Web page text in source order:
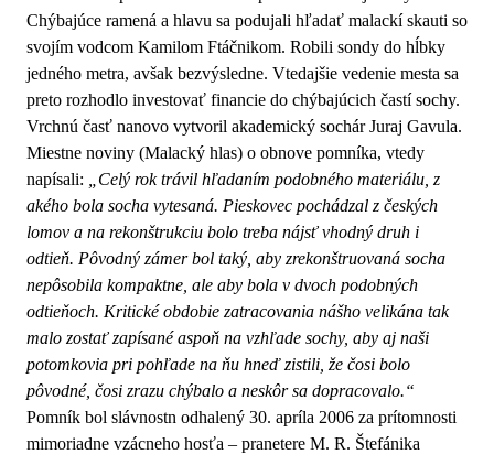
Chýbajúce ramená a hlavu sa podujali hľadať malackí skauti so
svojím vodcom Kamilom Ftáčnikom. Robili sondy do hĺbky
jedného metra, avšak bezvýsledne. Vtedajšie vedenie mesta sa
preto rozhodlo investovať financie do chýbajúcich častí sochy.
Vrchnú časť nanovo vytvoril akademický sochár Juraj Gavula.
Miestne noviny (Malacký hlas) o obnove pomníka, vtedy
napísali:
„Celý rok trávil hľadaním podobného materiálu, z
akého bola socha vytesaná. Pieskovec pochádzal z českých
lomov a na rekonštrukciu bolo treba nájsť vhodný druh i
odtieň. Pôvodný zámer bol taký, aby zrekonštruovaná socha
nepôsobila kompaktne, ale aby bola v dvoch podobných
odtieňoch. Kritické obdobie zatracovania nášho velikána tak
malo zostať zapísané aspoň na vzhľade sochy, aby aj naši
potomkovia pri pohľade na ňu hneď zistili, že čosi bolo
pôvodné, čosi zrazu chýbalo a neskôr sa dopracovalo.“
Pomník bol slávnostn odhalený 30. apríla 2006 za prítomnosti
mimoriadne vzácneho hosťa – pranetere M. R. Štefánika